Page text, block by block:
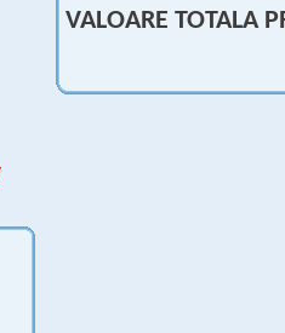
VALOARE TOTALA